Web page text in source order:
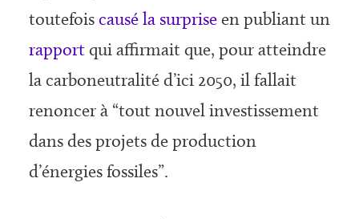
toutefoiscausé la surpriseen publiant un
rapportqui affirmait que, pour atteindre
la carboneutralité d’ici 2050, il fallait
renoncer à “tout nouvel investissement
dans des projets de production
d’énergies fossiles”.